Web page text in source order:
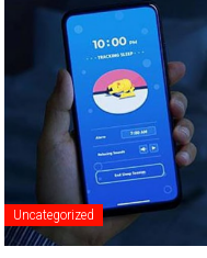
Uncategorized